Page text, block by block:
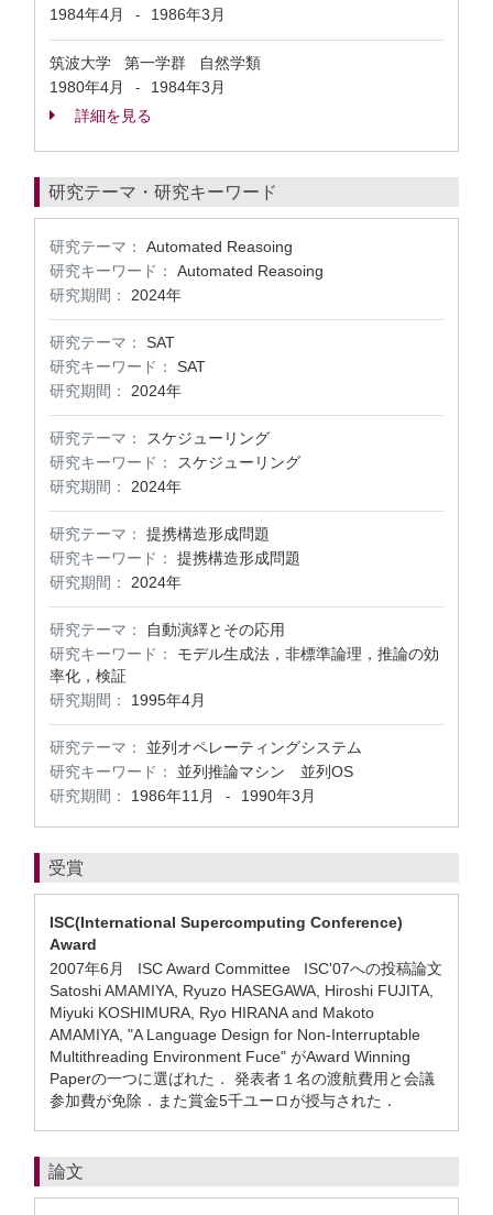
1984年4月
- 1986年3月
筑波大学 第一学群 自然学類
1980年4月
-
1984年3月
詳細を見る
研究テーマ・研究キーワード
研究テーマ：
Automated Reasoing
研究キーワード：
Automated Reasoing
研究期間：
2024年
研究テーマ：
SAT
研究キーワード：
SAT
研究期間：
2024年
研究テーマ：
スケジューリング
研究キーワード：
スケジューリング
研究期間：
2024年
研究テーマ：
提携構造形成問題
研究キーワード：
提携構造形成問題
研究期間：
2024年
研究テーマ：
自動演繹とその応用
研究キーワード：
モデル生成法，非標準論理，推論の効
率化，検証
研究期間：
1995年4月
研究テーマ：
並列オペレーティングシステム
研究キーワード：
並列推論マシン 並列OS
研究期間：
1986年11月 - 1990年3月
受賞
ISC(International Supercomputing Conference)
Award
2007年6月 ISC Award Committee ISC'07への投稿論文
Satoshi AMAMIYA, Ryuzo HASEGAWA, Hiroshi FUJITA,
Miyuki KOSHIMURA, Ryo HIRANA and Makoto
AMAMIYA, "A Language Design for Non-Interruptable
Multithreading Environment Fuce" がAward Winning
Paperの一つに選ばれた． 発表者１名の渡航費用と会議
参加費が免除．また賞金5千ユーロが授与された．
論文